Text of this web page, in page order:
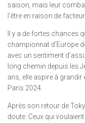
saison, mais leur
l’être en raison de
Il y a de fortes chances
championnat d’Europe
avec un sentiment
long chemin depuis les
ans, elle aspire à
Paris 2024.
Après son retour de
doute. Ceux qui